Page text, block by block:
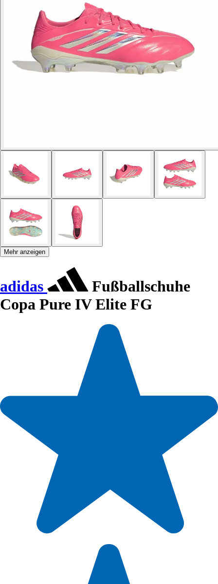
Mehr anzeigen
adidas
Fußballschuhe
Copa Pure IV Elite FG